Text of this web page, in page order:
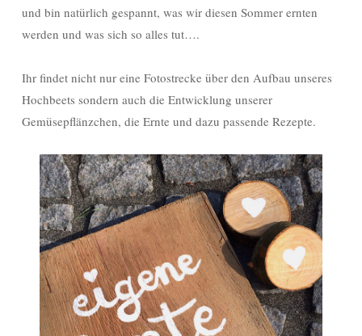
und bin natürlich gespannt, was wir diesen Sommer ernten
werden und was sich so alles tut….
Ihr findet nicht nur eine Fotostrecke über den Aufbau unseres
Hochbeets sondern auch die Entwicklung unserer
Gemüsepflänzchen, die Ernte und dazu passende Rezepte.